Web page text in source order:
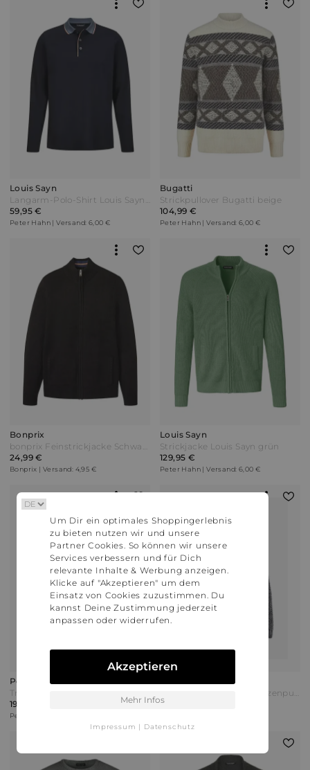
Louis Sayn
59,95 €
Peter Hahn | Versand: 6,00 €
Bugatti
Strickpullover Bugatti beige
104,99 €
Peter Hahn | Versand: 6,00 €
Bonprix
24,99 €
Bonprix | Versand: 4,95 €
Louis Sayn
Strickjacke Louis Sayn grün
129,95 €
Peter Hahn | Versand: 6,00 €
Peter Hahn
199,95 €
Peter Hahn | Versand: 6,00 €
26,99 €
Um Dir ein optimales Shoppingerlebnis
zu bieten nutzen wir und unsere
Partner Cookies. So können wir unsere
Services verbessern und für Dich
relevante Inhalte & Werbung anzeigen.
Klicke auf "Akzeptieren" um dem
Einsatz von Cookies zuzustimmen. Du
kannst Deine Zustimmung jederzeit
anpassen oder widerrufen.
Akzeptieren
Mehr Infos
Impressum | Datenschutz